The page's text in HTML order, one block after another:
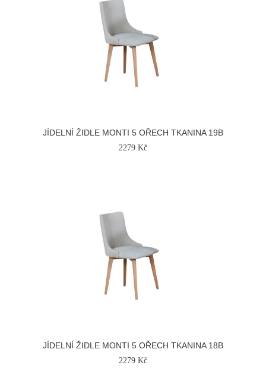
JÍDELNÍ ŽIDLE MONTI 5 OŘECH TKANINA 19B
2279 Kč
JÍDELNÍ ŽIDLE MONTI 5 OŘECH TKANINA 18B
2279 Kč